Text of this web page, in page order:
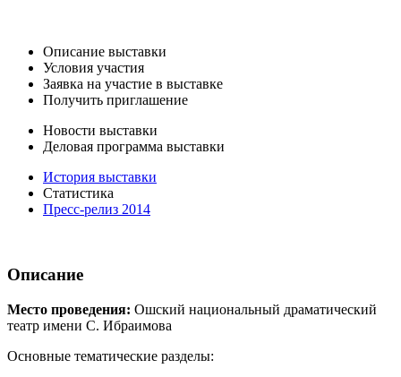
Описание выставки
Условия участия
Заявка на участие в выставке
Получить приглашение
Новости выставки
Деловая программа выставки
История выставки
Статистика
Пресс-релиз 2014
Описание
Место проведения: Ошский национальный драматический
театр имени С. Ибраимова
Основные тематические разделы: